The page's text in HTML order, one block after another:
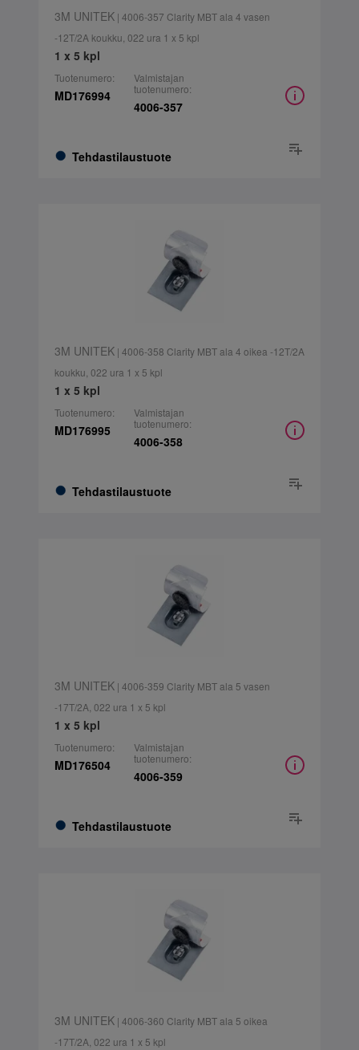
3M UNITEK| 4006-357 Clarity MBT ala 4 vasen
-12T/2A koukku, 022 ura 1 x 5 kpl
1 x 5 kpl
Tuotenumero:
MD176994
Tehdastilaustuote
Valmistajan
tuotenumero:
4006-357
3M UNITEK| 4006-358 Clarity MBT ala 4 oikea -12T/2A
koukku, 022 ura 1 x 5 kpl
1 x 5 kpl
Tuotenumero:
MD176995
Tehdastilaustuote
Valmistajan
tuotenumero:
4006-358
3M UNITEK| 4006-359 Clarity MBT ala 5 vasen
-17T/2A, 022 ura 1 x 5 kpl
1 x 5 kpl
Tuotenumero:
MD176504
Tehdastilaustuote
Valmistajan
tuotenumero:
4006-359
3M UNITEK| 4006-360 Clarity MBT ala 5 oikea
-17T/2A, 022 ura 1 x 5 kpl